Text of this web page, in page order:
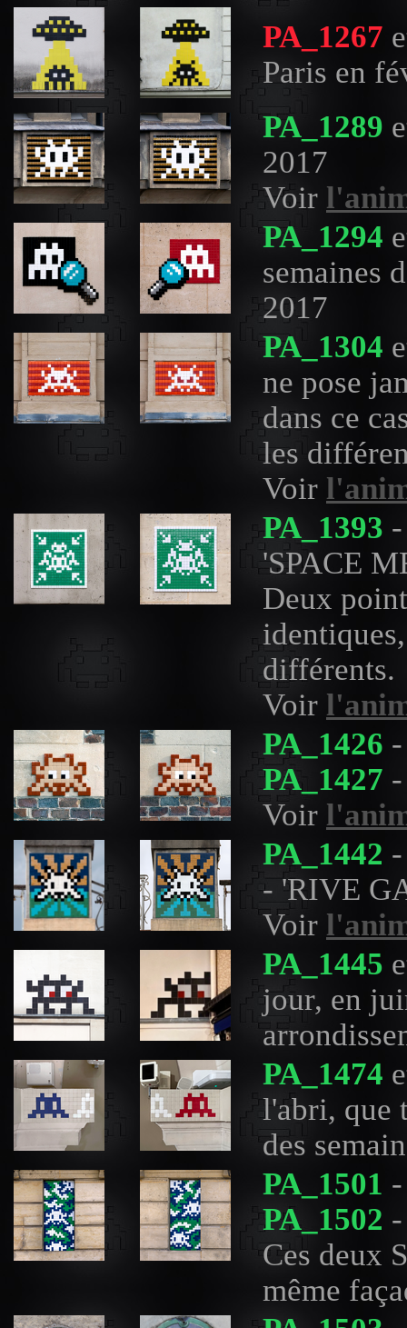
PA_1267
Paris en
PA_1289
2017
Voir
PA_1294
semaines
2017
PA_1304
ne pose
dans ce
les
Voir
PA_1393
'SPACE
Deux
différents.
Voir
PA_1426
PA_1427
Voir
PA_1442
- 'RIVE
Voir
PA_1445
jour, en
PA_1474
l'abri, que
des
PA_1501
PA_1502
Ces deux
même